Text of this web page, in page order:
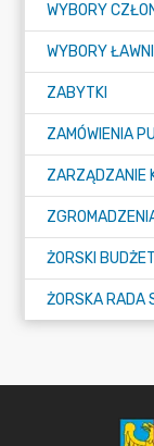
WYBORY
WYBORY
ZABYTKI
ZAMÓWIENIA
ZARZĄDZANIE
ŻORSKI
ŻORSKA RADA